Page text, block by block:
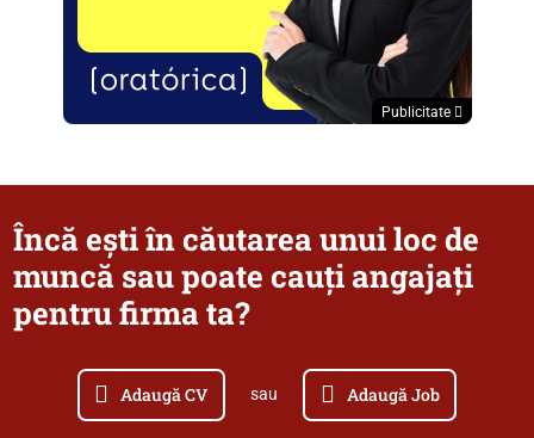
Publicitate
Încă ești în căutarea unui loc de
muncă sau poate cauți angajați
pentru firma ta?
Adaugă CV sau Adaugă Job